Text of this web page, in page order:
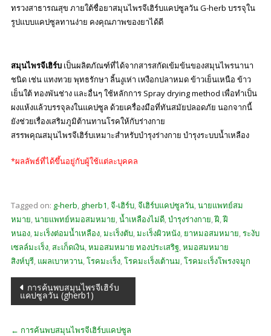
ทรวงสาธารณสุข ภายใต้ชื่อยาสมุนไพรจีเฮิร์บแคปซูลวัน G-herb บรรจุใน
รูปแบบแคปซูลทานง่าย คงคุณภาพของยาได้ดี
สมุนไพรจีเฮิร์บ เป็นผลิตภัณฑ์ที่ได้จากสารสกัดเข้มข้นของสมุนไพรนานา
ชนิด เช่น แทงทวย พุทธรักษา ลิ้นงูเห่า เหงือกปลาหมด ข้าวเย็นเหนือ ข้าว
เย็นใต้ ทองพันช่าง และอื่นๆ ใช้หลักการ Spray drying method เพื่อทำเป็น
ผงแห้งแล้วบรรจุลงในแคปซูล ด้วยเครื่องมือที่ทันสมัยปลอดภัย นอกจากนี้
ยังช่วยเรื่องเสริมภูมิต้านทานโรคให้กับร่างกาย
สรรพคุณสมุนไพรจีเฮิร์บเหมาะสำหรับบำรุงร่างกาย บำรุงระบบน้ำเหลือง
*ผลลัพธ์ที่ได้ขึ้นอยู่กับผู้ใช้แต่ละบุคคล
Tagged on: g-herb, gherb1,จี-เฮิร์บ,จีเฮิร์บแคปซูลวัน,นายแพทย์สม
หมาย,นายแพทย์หมอสมหมาย,น้ำเหลืองไม่ดี,บำรุงร่างกาย,ฝี,ฝี
หนอง,มะเร็งต่อมน้ำเหลือง,มะเร็งตับ,มะเร็งผิวหนัง, ยาหมอสมหมาย,ระงับ
เซลล์มะเร็ง,สะเก็ดเงิน,หมอสมหมาย ทองประเสริฐ,หมอสมหมาย
สิงห์บุรี, แผลเบาหวาน,โรคมะเร็ง,โรคมะเร็งเต้านม,โรคมะเร็งโพรงจมูก
แนะแนว
เรื่อง
การค้นพบสมุนไพรจีเฮิร์บ
แคปซูลวัน (gherb1)
← การค้นพบสมุนไพรจีเฮิร์บแคปซูล